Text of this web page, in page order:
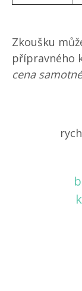
Zkoušku
přípravného
cena